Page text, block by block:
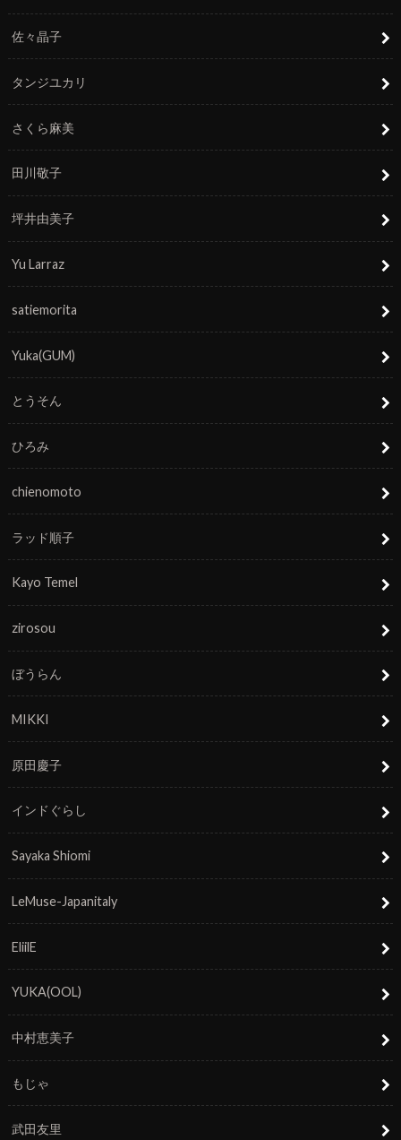
佐々晶子
タンジユカリ
さくら麻美
田川敬子
坪井由美子
Yu Larraz
satiemorita
Yuka(GUM)
とうそん
ひろみ
chienomoto
ラッド順子
Kayo Temel
zirosou
ぼうらん
MIKKI
原田慶子
インドぐらし
Sayaka Shiomi
LeMuse-Japanitaly
EliilE
YUKA(OOL)
中村恵美子
もじゃ
武田友里